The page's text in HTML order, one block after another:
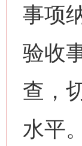
事项
验收
查，
水平。